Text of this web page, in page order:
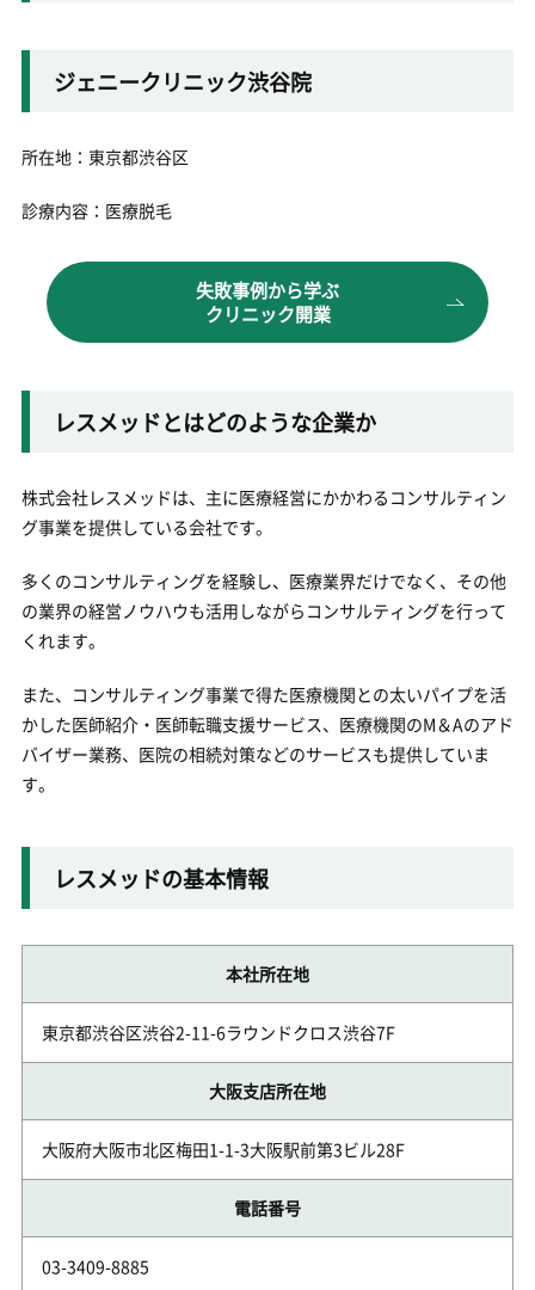
ジェニークリニック渋谷院
所在地：東京都渋谷区
診療内容：医療脱毛
失敗事例から学ぶ
クリニック開業
レスメッドとはどのような企業か
株式会社レスメッドは、主に医療経営にかかわるコンサルティン
グ事業を提供している会社です。
多くのコンサルティングを経験し、医療業界だけでなく、その他
の業界の経営ノウハウも活用しながらコンサルティングを行って
くれます。
また、コンサルティング事業で得た医療機関との太いパイプを活
かした医師紹介・医師転職支援サービス、医療機関のM＆Aのアド
バイザー業務、医院の相続対策などのサービスも提供していま
す。
レスメッドの基本情報
本社所在地
東京都渋谷区渋谷2-11-6ラウンドクロス渋谷7F
大阪支店所在地
大阪府大阪市北区梅田1-1-3大阪駅前第3ビル28F
電話番号
03-3409-8885